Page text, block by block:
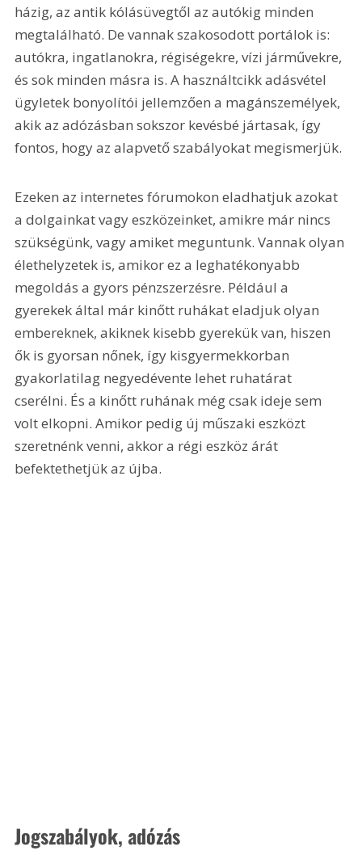
házig, az antik kólásüvegtől az autókig minden
megtalálható. De vannak szakosodott portálok is:
autókra, ingatlanokra, régiségekre, vízi járművekre,
és sok minden másra is. A használtcikk adásvétel
ügyletek bonyolítói jellemzően a magánszemélyek,
akik az adózásban sokszor kevésbé jártasak, így
fontos, hogy az alapvető szabályokat megismerjük.
Ezeken az internetes fórumokon eladhatjuk azokat
a dolgainkat vagy eszközeinket, amikre már nincs
szükségünk, vagy amiket meguntunk. Vannak olyan
élethelyzetek is, amikor ez a leghatékonyabb
megoldás a gyors pénzszerzésre. Például a
gyerekek által már kinőtt ruhákat eladjuk olyan
embereknek, akiknek kisebb gyerekük van, hiszen
ők is gyorsan nőnek, így kisgyermekkorban
gyakorlatilag negyedévente lehet ruhatárat
cserélni. És a kinőtt ruhának még csak ideje sem
volt elkopni. Amikor pedig új műszaki eszközt
szeretnénk venni, akkor a régi eszköz árát
befektethetjük az újba.
Jogszabályok, adózás